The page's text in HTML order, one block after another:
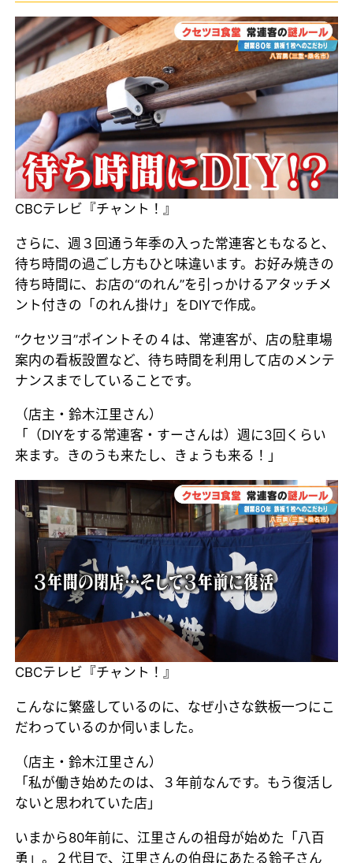
CBCテレビ『チャント！』
さらに、週３回通う年季の入った常連客ともなると、
待ち時間の過ごし方もひと味違います。お好み焼きの
待ち時間に、お店の“のれん”を引っかけるアタッチメ
ント付きの「のれん掛け」をDIYで作成。
“クセツヨ”ポイントその４は、常連客が、店の駐車場
案内の看板設置など、待ち時間を利用して店のメンテ
ナンスまでしていることです。
（店主・鈴木江里さん）
「（DIYをする常連客・すーさんは）週に3回くらい
来ます。きのうも来たし、きょうも来る！」
CBCテレビ『チャント！』
こんなに繁盛しているのに、なぜ小さな鉄板一つにこ
だわっているのか伺いました。
（店主・鈴木江里さん）
「私が働き始めたのは、３年前なんです。もう復活し
ないと思われていた店」
いまから80年前に、江里さんの祖母が始めた「八百
勇」。２代目で、江里さんの伯母にあたる鈴子さん